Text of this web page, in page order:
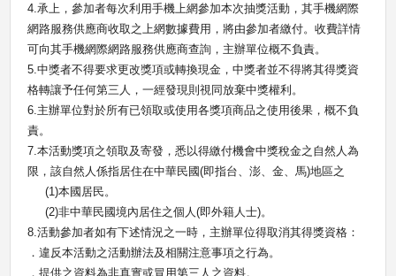
4. 承上，參加者每次利用手機上網參加本次抽獎活動，其手機網際
網路服務供應商收取之上網數據費用，將由參加者繳付。收費詳情
可向其手機網際網路服務供應商查詢，主辦單位概不負責。
5. 中獎者不得要求更改獎項或轉換現金，中獎者並不得將其得獎資
格轉讓予任何第三人，一經發現則視同放棄中獎權利。
6. 主辦單位對於所有已領取或使用各獎項商品之使用後果，概不負
責。
7. 本活動獎項之領取及寄發，悉以得繳付機會中獎稅金之自然人為
限，該自然人係指居住在中華民國(即指台、澎、金、馬)地區之
(1)本國居民。
(2)非中華民國境內居住之個人 (即外籍人士)。
8. 活動參加者如有下述情況之一時，主辦單位得取消其得獎資格：
．違反本活動之活動辦法及相關注意事項之行為。
．提供之資料為非真實或冒用第三人之資料。